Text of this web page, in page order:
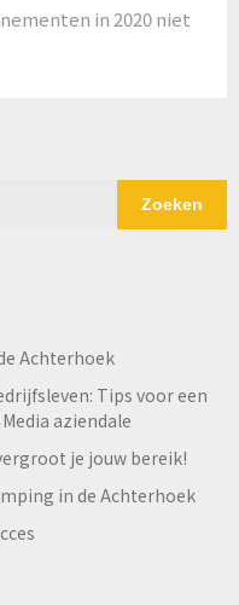
in 2020 niet
Zoeken
Achterhoek
Tips voor een
aziendale
je jouw bereik!
in de Achterhoek